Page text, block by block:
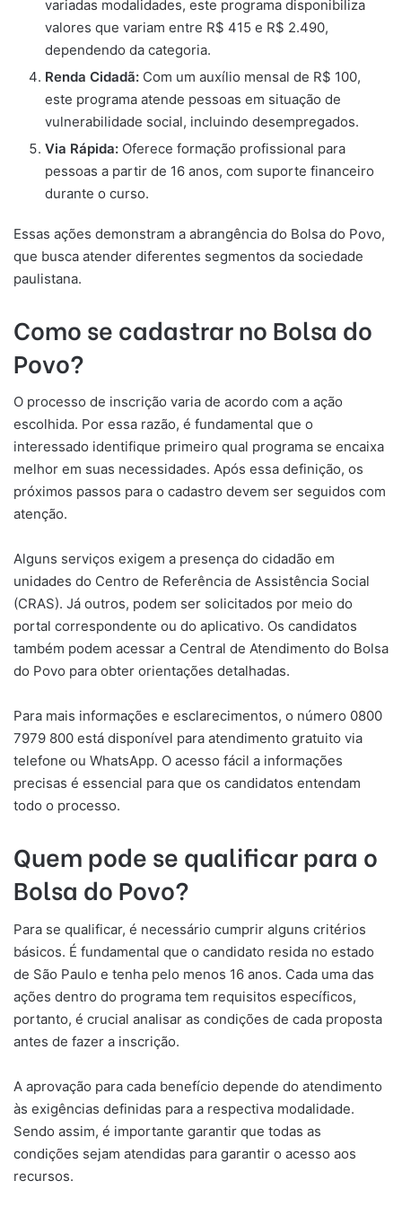
variadas modalidades, este programa disponibiliza
valores que variam entre R$ 415 e R$ 2.490,
dependendo da categoria.
Renda Cidadã: Com um auxílio mensal de R$ 100,
este programa atende pessoas em situação de
vulnerabilidade social, incluindo desempregados.
Via Rápida: Oferece formação profissional para
pessoas a partir de 16 anos, com suporte financeiro
durante o curso.
Essas ações demonstram a abrangência do Bolsa do Povo,
que busca atender diferentes segmentos da sociedade
paulistana.
Como se cadastrar no Bolsa do
Povo?
O processo de inscrição varia de acordo com a ação
escolhida. Por essa razão, é fundamental que o
interessado identifique primeiro qual programa se encaixa
melhor em suas necessidades. Após essa definição, os
próximos passos para o cadastro devem ser seguidos com
atenção.
Alguns serviços exigem a presença do cidadão em
unidades do Centro de Referência de Assistência Social
(CRAS). Já outros, podem ser solicitados por meio do
portal correspondente ou do aplicativo. Os candidatos
também podem acessar a Central de Atendimento do Bolsa
do Povo para obter orientações detalhadas.
Para mais informações e esclarecimentos, o número 0800
7979 800 está disponível para atendimento gratuito via
telefone ou WhatsApp. O acesso fácil a informações
precisas é essencial para que os candidatos entendam
todo o processo.
Quem pode se qualificar para o
Bolsa do Povo?
Para se qualificar, é necessário cumprir alguns critérios
básicos. É fundamental que o candidato resida no estado
de São Paulo e tenha pelo menos 16 anos. Cada uma das
ações dentro do programa tem requisitos específicos,
portanto, é crucial analisar as condições de cada proposta
antes de fazer a inscrição.
A aprovação para cada benefício depende do atendimento
às exigências definidas para a respectiva modalidade.
Sendo assim, é importante garantir que todas as
condições sejam atendidas para garantir o acesso aos
recursos.